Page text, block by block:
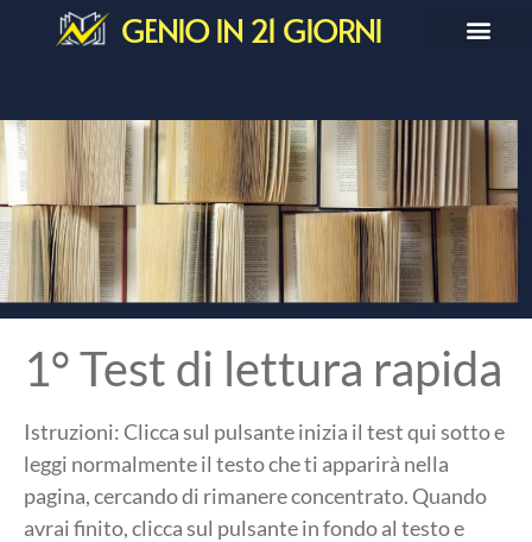
GENIO IN 21 GIORNI
1° Test di lettura rapida
Istruzioni: Clicca sul pulsante inizia il test qui sotto e
leggi normalmente il testo che ti apparirà nella
pagina, cercando di rimanere concentrato. Quando
avrai finito, clicca sul pulsante in fondo al testo e